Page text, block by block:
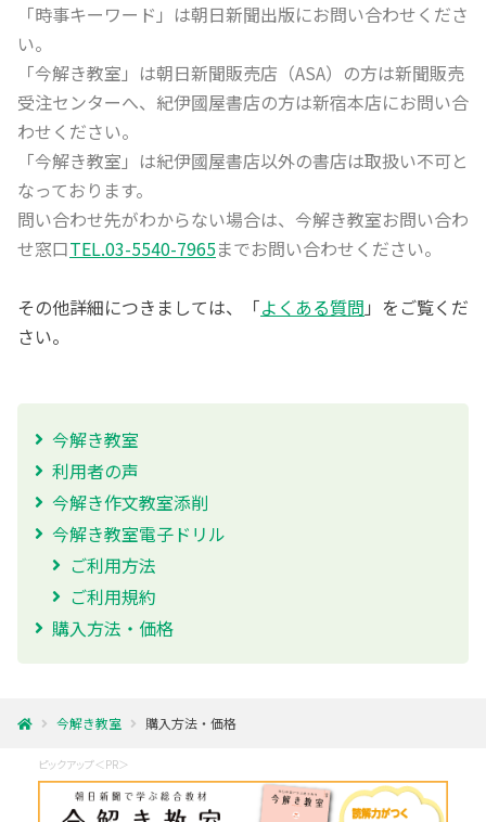
「時事キーワード」は朝日新聞出版にお問い合わせくださ
い。
「今解き教室」は朝日新聞販売店（ASA）の方は新聞販売
受注センターへ、紀伊國屋書店の方は新宿本店にお問い合
わせください。
「今解き教室」は紀伊國屋書店以外の書店は取扱い不可と
なっております。
問い合わせ先がわからない場合は、今解き教室お問い合わ
せ窓口TEL.03-5540-7965までお問い合わせください。
その他詳細につきましては、「よくある質問 」をご覧くだ
さい。
今解き教室
利用者の声
今解き作文教室添削
今解き教室電子ドリル
ご利用方法
ご利用規約
購入方法・価格
今解き教室 購入方法・価格
ピックアップ＜PR＞